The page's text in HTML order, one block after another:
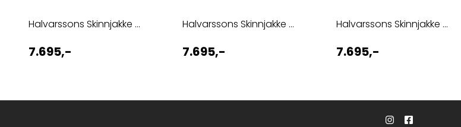
Halvarssons Skinnjakke ...
7.695,-
Halvarssons Skinnjakke ...
7.695,-
Halvarssons Skinnjakke ...
7.695,-